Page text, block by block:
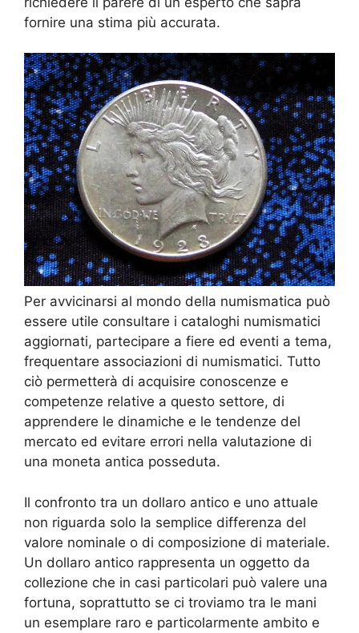
fornire una stima più accurata.
Per avvicinarsi al mondo della numismatica può
essere utile consultare i cataloghi numismatici
aggiornati, partecipare a fiere ed eventi a tema,
frequentare associazioni di numismatici. Tutto
ciò permetterà di acquisire conoscenze e
competenze relative a questo settore, di
apprendere le dinamiche e le tendenze del
mercato ed evitare errori nella valutazione di
una moneta antica posseduta.
Il confronto tra un dollaro antico e uno attuale
non riguarda solo la semplice differenza del
valore nominale o di composizione di materiale.
Un dollaro antico rappresenta un oggetto da
collezione che in casi particolari può valere una
fortuna, soprattutto se ci troviamo tra le mani
un esemplare raro e particolarmente ambito e